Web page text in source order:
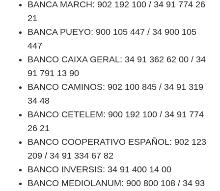
BANCA MARCH: 902 192 100 / 34 91 774 26
21
BANCA PUEYO: 900 105 447 / 34 900 105
447
BANCO CAIXA GERAL: 34 91 362 62 00 / 34
91 791 13 90
BANCO CAMINOS: 902 100 845 / 34 91 319
34 48
BANCO CETELEM: 900 192 100 / 34 91 774
26 21
BANCO COOPERATIVO ESPAÑOL: 902 123
209 / 34 91 334 67 82
BANCO INVERSIS: 34 91 400 14 00
BANCO MEDIOLANUM: 900 800 108 / 34 93